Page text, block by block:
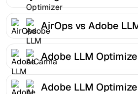
AirOps vs Adobe
Adobe LLM
Adobe LLM